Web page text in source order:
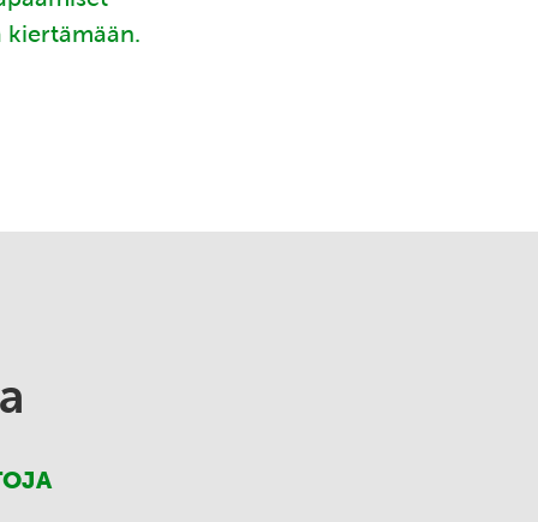
kiertämään.